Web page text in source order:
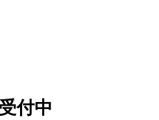
付中